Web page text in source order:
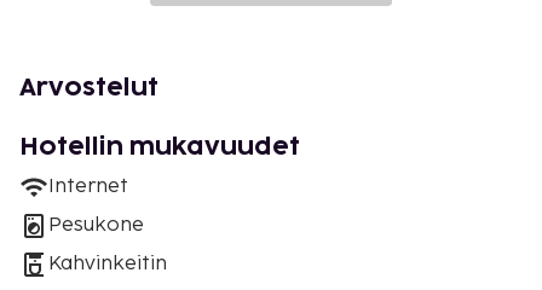
Arvostelut
Hotellin mukavuudet
Internet
Pesukone
Kahvinkeitin